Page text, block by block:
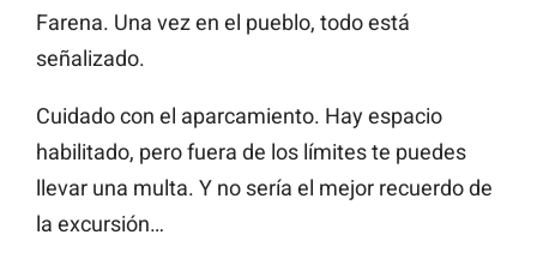
Farena. Una vez en el pueblo, todo está
señalizado.
Cuidado con el aparcamiento. Hay espacio
habilitado, pero fuera de los límites te puedes
llevar una multa. Y no sería el mejor recuerdo de
la excursión…